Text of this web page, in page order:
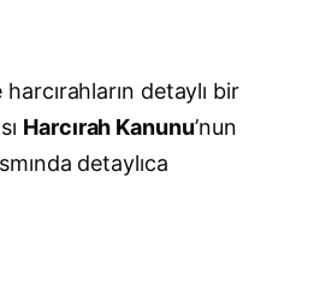
detaylı bir
Harcırah Kanunu’nun
detaylıca